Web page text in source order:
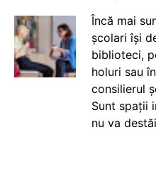
Încă mai
școlari își
biblioteci,
holuri sau
consilierul
Sunt spații
nu va